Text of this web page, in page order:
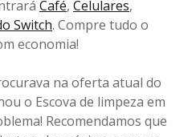
Café, Celulares,
Switch. Compre tudo o
economia!
na oferta atual do
o Escova de limpeza em
Recomendamos que